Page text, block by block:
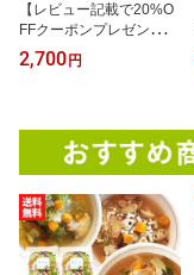
【レビュー記載で20%O
FFクーポンプレゼン
ト!】ミールキット カッ
ト野菜 冷凍 国産 冷凍野
月 アレルギー冷凍カット
済み 野菜ミックス 離乳
食くらべセット（かぼち
ゃと玉ねぎ3袋、さつま
いもと人参3袋) 200g×6
袋
2,700円